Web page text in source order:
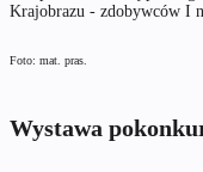
Krajobrazu - zdobywców I
Foto: mat. pras.
Wystawa